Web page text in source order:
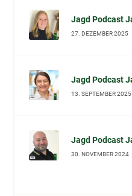
27. DEZEMBER 2025
13. SEPTEMBER 2025
30. NOVEMBER 2024